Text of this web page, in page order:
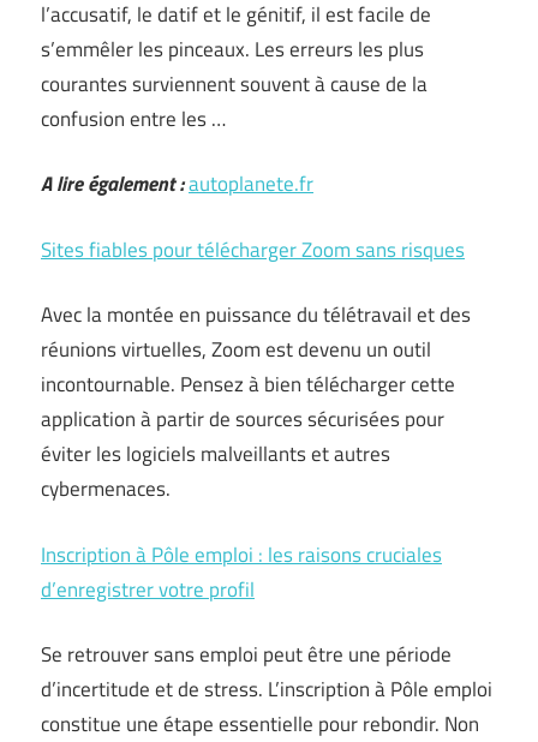
l’accusatif, le datif et le génitif, il est facile de
s’emmêler les pinceaux. Les erreurs les plus
courantes surviennent souvent à cause de la
confusion entre les …
A lire également :autoplanete.fr
Sites fiables pour télécharger Zoom sans risques
Avec la montée en puissance du télétravail et des
réunions virtuelles, Zoom est devenu un outil
incontournable. Pensez à bien télécharger cette
application à partir de sources sécurisées pour
éviter les logiciels malveillants et autres
cybermenaces.
Inscription à Pôle emploi : les raisons cruciales
d’enregistrer votre profil
Se retrouver sans emploi peut être une période
d’incertitude et de stress. L’inscription à Pôle emploi
constitue une étape essentielle pour rebondir. Non